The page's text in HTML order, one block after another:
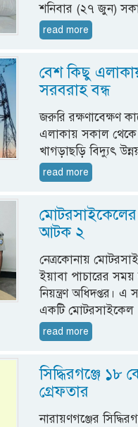
শনিবার (২৭ জুন)
read more
বেশ কিছু
সরবরাহ বন্ধ
জরুরি রক্ষণাবেক্ষণ
এলাকায় সকাল থেকে
খাগড়াছড়ি বিদ্যুৎ
read more
মোটরসাইকেলের
আটক ২
নেত্রকোনায়
ইয়াবা পাচারের
নিয়ন্ত্রণ অধিদপ্তর।
একটি মোটরসাইকেল
read more
সিদ্ধিরগঞ্জে ১৮
গ্রেফতার
নারায়ণগঞ্জের